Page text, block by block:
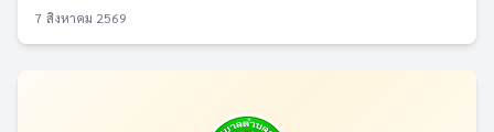
7 สิงหาคม 2569